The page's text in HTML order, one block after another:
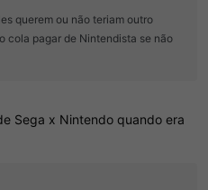
querem ou não teriam outro
cola pagar de Nintendista se não
Sega x Nintendo quando era